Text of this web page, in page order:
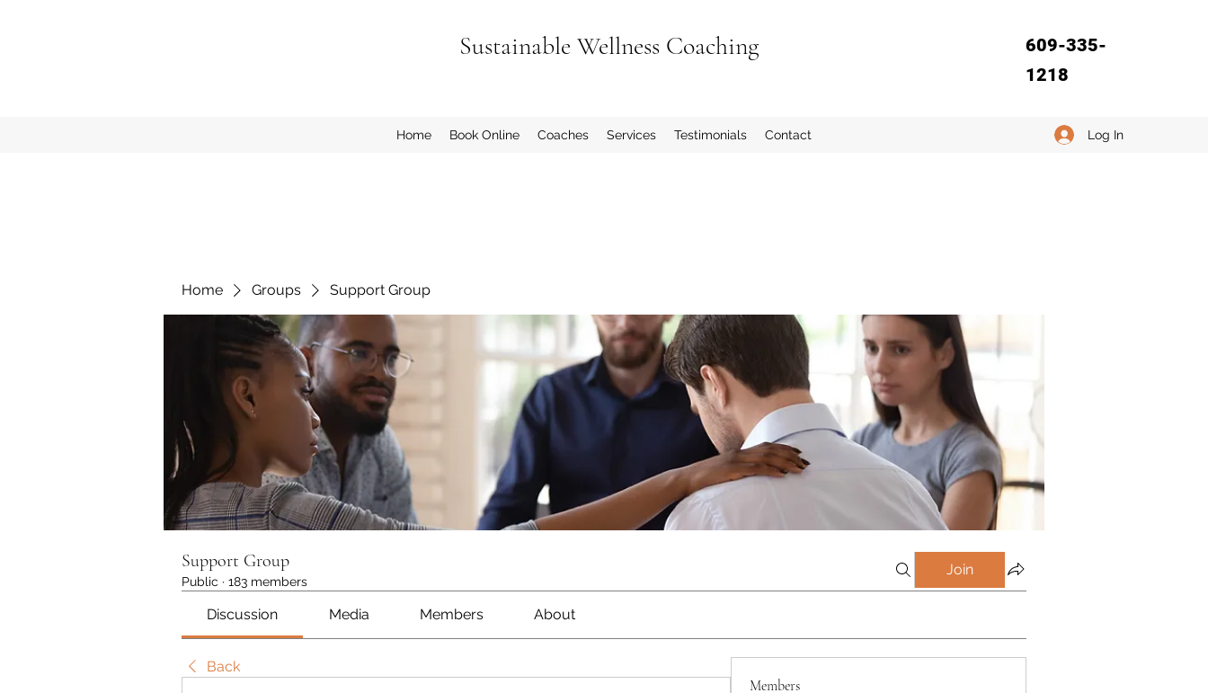
Sustainable Wellness Coaching
609-335-
1218
Home Book Online Coaches Services Testimonials Contact Log In
Home Groups Support Group
Support Group
Public · 183 members
Join
Discussion Media Members About
Back
Members